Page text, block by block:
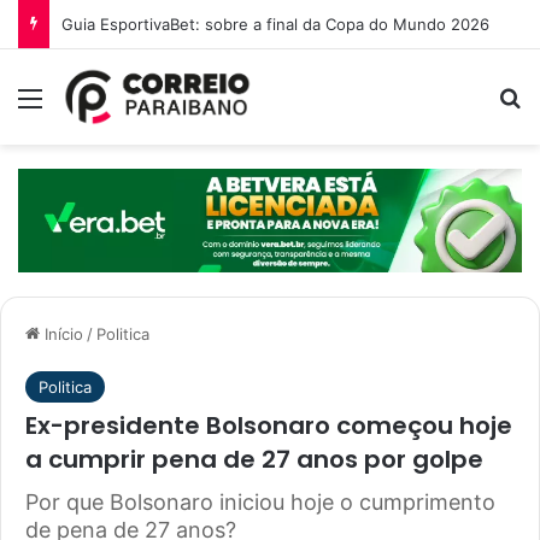
O que é a Ebinex e por que traders brasileiros estão migrando para ela em 2026
Menu
Início / Politica
Politica
Ex-presidente Bolsonaro começou hoje
a cumprir pena de 27 anos por golpe
Por que Bolsonaro iniciou hoje o cumprimento
de pena de 27 anos?